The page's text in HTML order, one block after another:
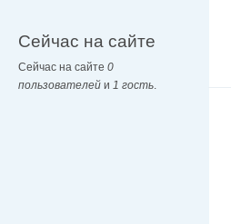
Сейчас на сайте
Сейчас на сайте 0
пользователей и 1 гость.